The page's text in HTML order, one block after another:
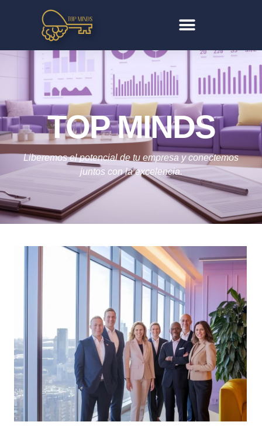
TOP MINDS
Liberemos el potencial de tu empresa y conectemos
juntos con la excelencia.